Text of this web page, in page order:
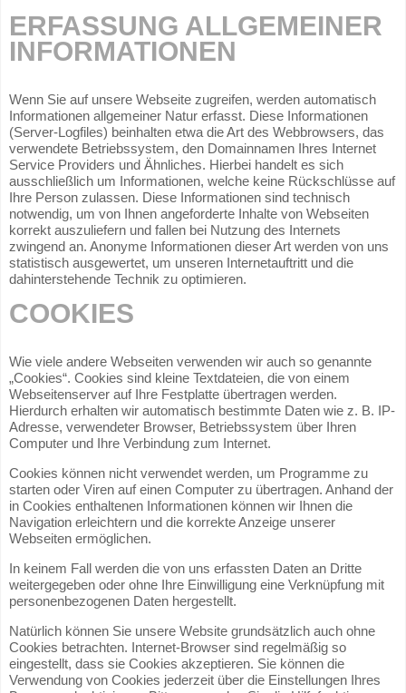
ERFASSUNG ALLGEMEINER
INFORMATIONEN
Wenn Sie auf unsere Webseite zugreifen, werden automatisch
Informationen allgemeiner Natur erfasst. Diese Informationen
(Server-Logfiles) beinhalten etwa die Art des Webbrowsers, das
verwendete Betriebssystem, den Domainnamen Ihres Internet
Service Providers und Ähnliches. Hierbei handelt es sich
ausschließlich um Informationen, welche keine Rückschlüsse auf
Ihre Person zulassen. Diese Informationen sind technisch
notwendig, um von Ihnen angeforderte Inhalte von Webseiten
korrekt auszuliefern und fallen bei Nutzung des Internets
zwingend an. Anonyme Informationen dieser Art werden von uns
statistisch ausgewertet, um unseren Internetauftritt und die
dahinterstehende Technik zu optimieren.
COOKIES
Wie viele andere Webseiten verwenden wir auch so genannte
„Cookies“. Cookies sind kleine Textdateien, die von einem
Webseitenserver auf Ihre Festplatte übertragen werden.
Hierdurch erhalten wir automatisch bestimmte Daten wie z. B. IP-
Adresse, verwendeter Browser, Betriebssystem über Ihren
Computer und Ihre Verbindung zum Internet.
Cookies können nicht verwendet werden, um Programme zu
starten oder Viren auf einen Computer zu übertragen. Anhand der
in Cookies enthaltenen Informationen können wir Ihnen die
Navigation erleichtern und die korrekte Anzeige unserer
Webseiten ermöglichen.
In keinem Fall werden die von uns erfassten Daten an Dritte
weitergegeben oder ohne Ihre Einwilligung eine Verknüpfung mit
personenbezogenen Daten hergestellt.
Natürlich können Sie unsere Website grundsätzlich auch ohne
Cookies betrachten. Internet-Browser sind regelmäßig so
eingestellt, dass sie Cookies akzeptieren. Sie können die
Verwendung von Cookies jederzeit über die Einstellungen Ihres